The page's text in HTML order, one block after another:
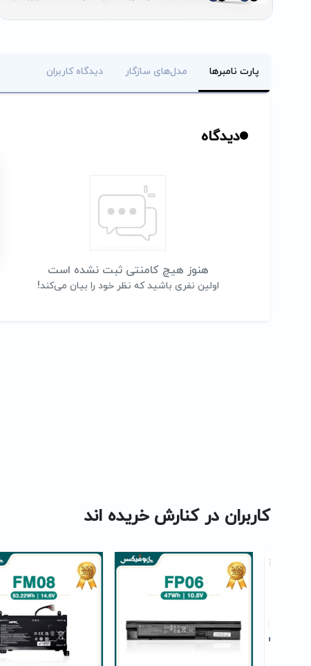
پارت نامبرها مدل‌های سازگار دیدگاه کاربران
دیدگاه
هنوز هیچ کامنتی ثبت نشده است
اولین نفری باشید که نظر خود را بیان می‌کند!
کاربران در کنارش خریده اند